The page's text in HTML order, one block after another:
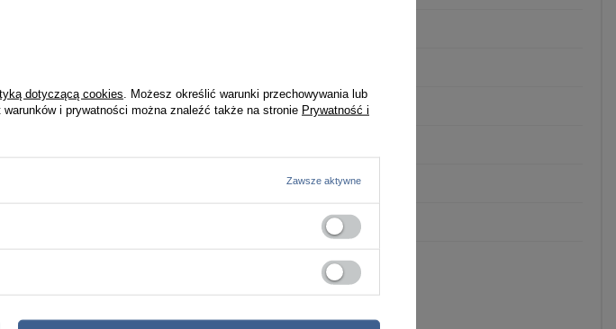
Ilość przegródek na karty 10+
zamykana na bigiel
dotyczącą cookies . Możesz określić warunki przechowywania lub
i prywatności można znaleźć także na stronie Prywatność i
Zawsze aktywne